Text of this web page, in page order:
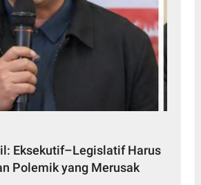
Eksekutif–Legislatif Harus
Polemik yang Merusak